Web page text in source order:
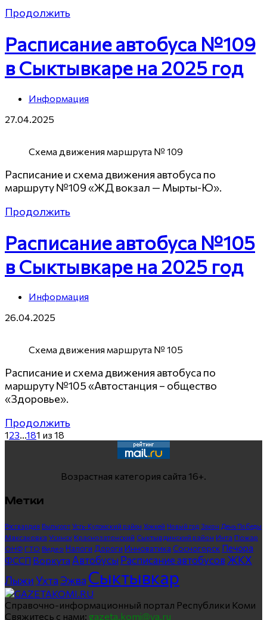
Продолжить
Расписание автобуса №109
в Сыктывкаре на 2025 год
Информация
27.04.2025
Схема движения маршрута № 109
Расписание и схема движения автобуса по
маршруту №109 «ЖД вокзал — Мырты-Ю».
Продолжить
Расписание автобуса №105
в Сыктывкаре на 2025 год
Информация
26.04.2025
Схема движения маршрута № 105
Расписание и схема движения автобуса по
маршруту №105 «Автостанция – общество
«Здоровье».
Продолжить
123...181 из 18
Возрастная категория сайта 16+.
Метки
Росгвардия Выльгорт Усть-Куломский район Хоккей Новый год Закон День Победы
Максаковка Усинск Краснозатонский Сыктывдинский район Инта Пожар
ОНФ ГТО Видео Налоги Дороги Инноватика Сосногорск Печора
ФССП Воркута Автобусы Расписание автобусов ЖКХ
ЛыжиУхта Эжва Сыктывкар
Справочно-информационный портал Республики Коми
Свяжитесь с нами: gazeta.komi@ya.ru